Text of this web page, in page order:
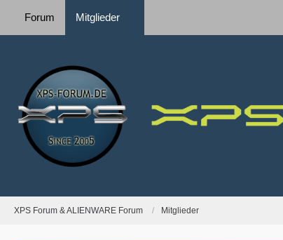
Forum Mitglieder
XPS Forum & ALIENWARE Forum Mitglieder